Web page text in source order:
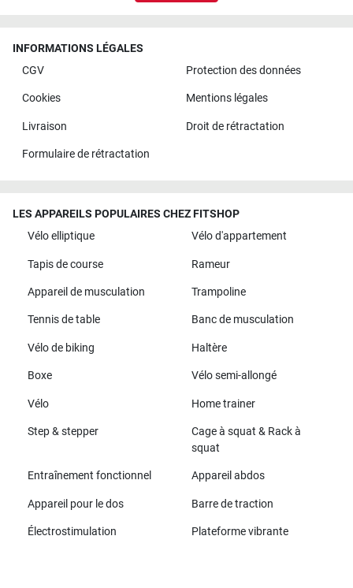
INFORMATIONS LÉGALES
CGV
Protection des données
Cookies Mentions légales
Livraison Droit de rétractation
Formulaire de rétractation
LES APPAREILS POPULAIRES CHEZ FITSHOP
Vélo elliptique
Vélo d'appartement
Tapis de course Rameur
Appareil de musculation Trampoline
Tennis de table Banc de musculation
Vélo de biking Haltère
Boxe Vélo semi-allongé
Vélo Home trainer
Step & stepper
Cage à squat & Rack à
squat
Entraînement fonctionnel Appareil abdos
Appareil pour le dos Barre de traction
Électrostimulation Plateforme vibrante